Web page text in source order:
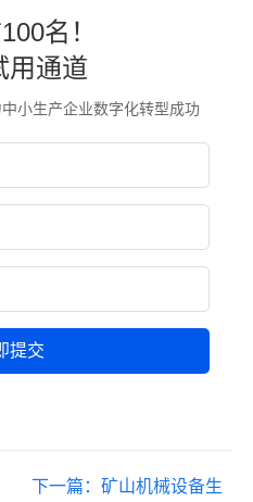
名！
用通道
小生产企业数字化转型成功
提交
下一篇：矿山机械设备生